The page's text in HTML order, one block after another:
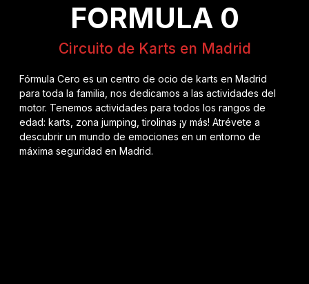
FORMULA 0
Circuito de Karts en Madrid
Fórmula Cero es un centro de ocio de karts en Madrid
para toda la familia, nos dedicamos a las actividades del
motor. Tenemos actividades para todos los rangos de
edad: karts, zona jumping, tirolinas ¡y más! Atrévete a
descubrir un mundo de emociones en un entorno de
máxima seguridad en Madrid.